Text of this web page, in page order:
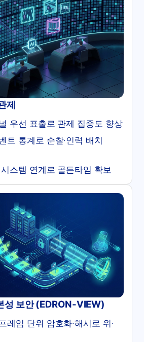
제
우선 표출로 관제 집중도 향상
트 통계로 순찰·인력 배치
스템 연계로 골든타임 확보
성 보안 (EDRON‑VIEW)
레임 단위 암호화·해시로 위·